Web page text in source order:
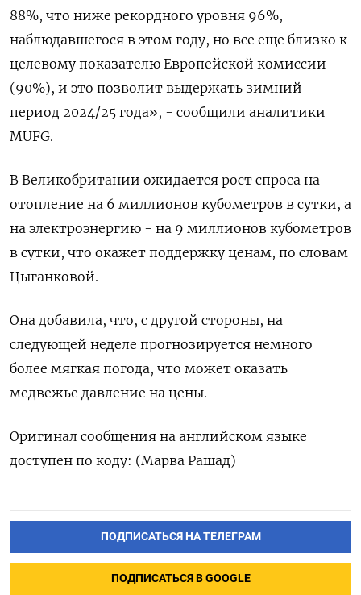
88%, что ниже рекордного уровня 96%,
наблюдавшегося в этом году, но все еще близко к
целевому показателю Европейской комиссии
(90%), и это позволит выдержать зимний
период 2024/25 года», - сообщили аналитики
MUFG.
В Великобритании ожидается рост спроса на
отопление на 6 миллионов кубометров в сутки, а
на электроэнергию - на 9 миллионов кубометров
в сутки, что окажет поддержку ценам, по словам
Цыганковой.
Она добавила, что, с другой стороны, на
следующей неделе прогнозируется немного
более мягкая погода, что может оказать
медвежье давление на цены.
Оригинал сообщения на английском языке
доступен по коду: (Марва Рашад)
ПОДПИСАТЬСЯ НА ТЕЛЕГРАМ
ПОДПИСАТЬСЯ В GOOGLE